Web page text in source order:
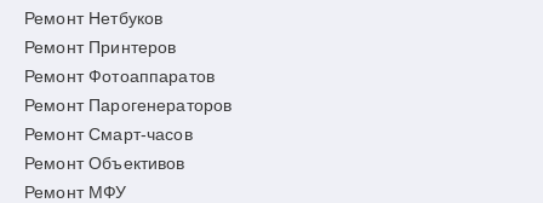
Ремонт Нетбуков
Ремонт Принтеров
Ремонт Фотоаппаратов
Ремонт Парогенераторов
Ремонт Смарт-часов
Ремонт Объективов
Ремонт МФУ